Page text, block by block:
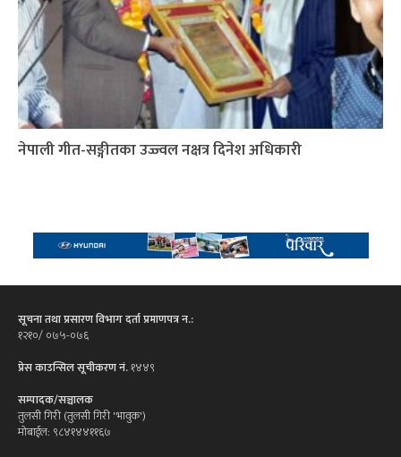
नेपाली गीत-सङ्गीतका उज्ज्वल नक्षत्र दिनेश अधिकारी
सूचना तथा प्रसारण विभाग दर्ता प्रमाणपत्र न.:
१२१०/ ०७५-०७६
प्रेस काउन्सिल सूचीकरण नं.१४४९
सम्पादक/सञ्चालक
तुलसी गिरी (तुलसी गिरी 'भावुक')
मोबाईल: ९८४१४४११६७